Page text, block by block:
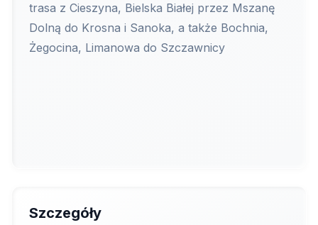
trasa z Cieszyna, Bielska Białej przez Mszanę
Dolną do Krosna i Sanoka, a także Bochnia,
Żegocina, Limanowa do Szczawnicy
Szczegóły